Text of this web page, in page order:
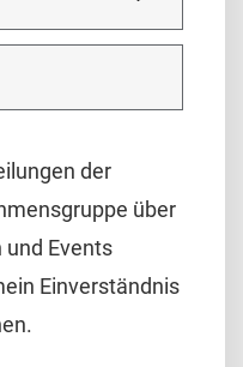
der
über
und Events
Einverständnis